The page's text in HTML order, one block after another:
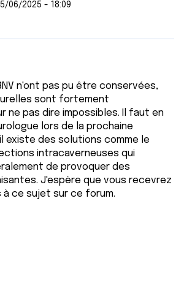
06/2025 - 18:09
n'ont pas pu être conservées,
sont fortement
ne pas dire impossibles. Il faut en
lors de la prochaine
existe des solutions comme le
intracaverneuses qui
de provoquer des
J'espère que vous recevrez
ce sujet sur ce forum.